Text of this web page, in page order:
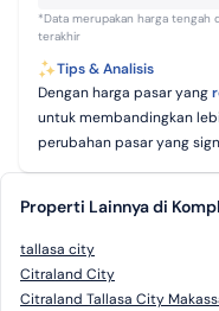
*Data merupakan harga tengah
terakhir
Tips & Analisis
Dengan harga pasar yang
untuk membandingkan
perubahan pasar yang
Properti Lainnya di
tallasa city
Citraland City
Citraland Tallasa City